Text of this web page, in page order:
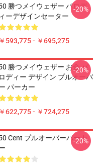
勝つメイウェザー パロデ
ィーデザインセーター
￥593,775 - ￥695,275
-20%
勝つメイウェザー お金 パ
ロディー デザイン プルオーバ
パーカー
￥622,775 - ￥724,275
-20%
Cent プルオーバーパーカ
-20%